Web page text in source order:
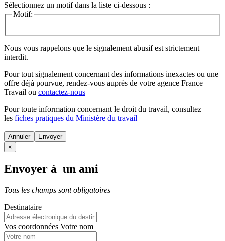
Sélectionnez un motif dans la liste ci-dessous :
Motif:
Nous vous rappelons que le signalement abusif est strictement
interdit.
Pour tout signalement concernant des informations inexactes ou une
offre déjà pourvue, rendez-vous auprès de votre agence France
Travail ou contactez-nous
Pour toute information concernant le droit du travail, consultez
les fiches pratiques du Ministère du travail
Annuler
×
Envoyer à un ami
Tous les champs sont obligatoires
Destinataire
Vos coordonnées Votre nom